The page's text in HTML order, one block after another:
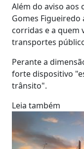
Além do aviso
Gomes
corridas e a quem
transportes
Perante a
forte dispositivo
trânsito".
Leia também